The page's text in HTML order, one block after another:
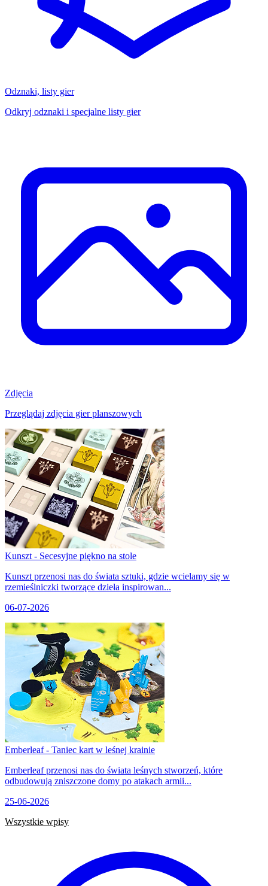
Odznaki, listy gier
Odkryj odznaki i specjalne listy gier
Zdjęcia
Przeglądaj zdjęcia gier planszowych
Kunszt - Secesyjne piękno na stole
Kunszt przenosi nas do świata sztuki, gdzie wcielamy się w
rzemieślniczki tworzące dzieła inspirowan...
06-07-2026
Emberleaf - Taniec kart w leśnej krainie
Emberleaf przenosi nas do świata leśnych stworzeń, które
odbudowują zniszczone domy po atakach armii...
25-06-2026
Wszystkie wpisy